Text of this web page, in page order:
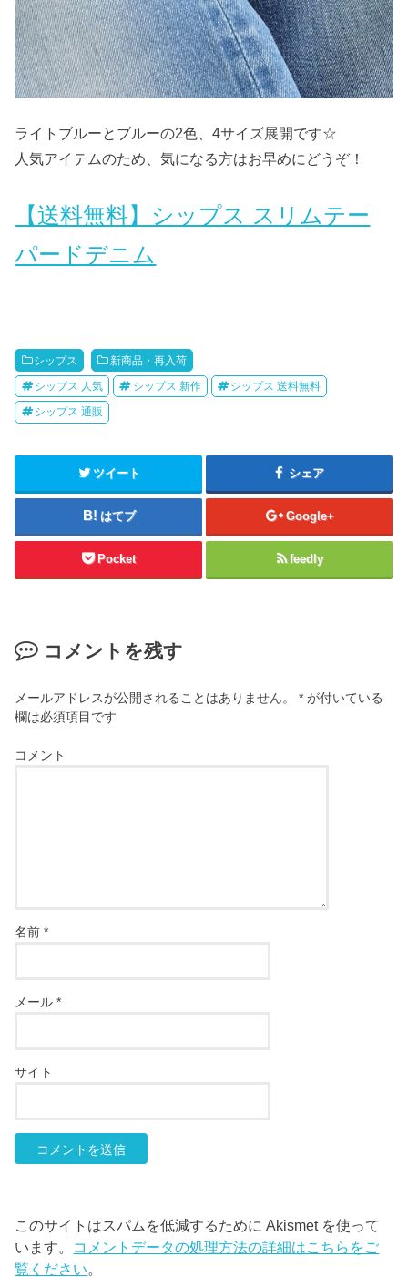
ライトブルーとブルーの2色、4サイズ展開です☆
人気アイテムのため、気になる方はお早めにどうぞ！
【送料無料】シップス スリムテー
パードデニム
シップス 新商品・再入荷
シップス 人気 シップス 新作 シップス 送料無料
シップス 通販
ツイート シェア
はてブ Google+
Pocket feedly
コメントを残す
メールアドレスが公開されることはありません。 * が付いている
欄は必須項目です
コメント
名前*
メール*
サイト
このサイトはスパムを低減するために Akismet を使って
います。 コメントデータの処理方法の詳細はこちらをご
覧ください。